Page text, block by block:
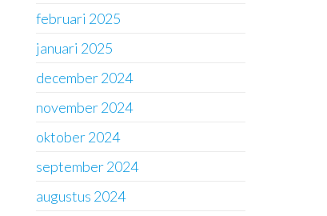
februari 2025
januari 2025
december 2024
november 2024
oktober 2024
september 2024
augustus 2024